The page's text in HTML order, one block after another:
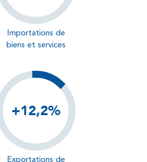
Importations de
biens et services
+12,2%
Exportations de